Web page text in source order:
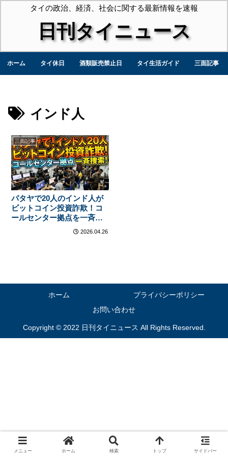
タイの政治、経済、社会に関する最新情報を速報
日刊タイニュース
ホーム タイ休日 酒類販売禁止日 タイ生活ガイド 三面記事
インド人
三面記事
パタヤで20人のインド人が
ビットコイン投資詐欺！コ
ールセンター拠点を一斉捜
2026.04.26
ホーム
プライバシーポリシー
お問い合わせ
Copyright © 2022 日刊タイニュース All Rights Reserved.
メニュー ホーム 検索 トップ サイドバー